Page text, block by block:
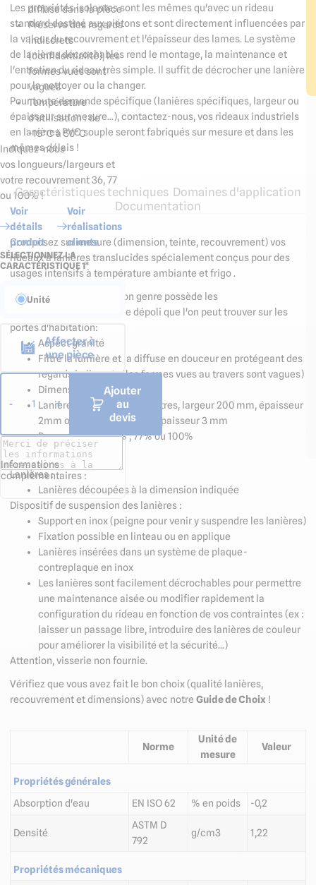
diffuse dans la pièce
Préserve des regards
indiscrets
(confidentialité), les
formes vues sont
vagues
Température
d'utilisation : de
-15°C à 50°C
Indiquez-nous
vos longueurs/largeurs et
votre recouvrement 36, 77
ou 100% !
Voir
détails
produit
Voir
réalisations
clients
SÉLECTIONNEZ LA
CARACTÉRISTIQUE 1*
Unité
Affecter à
une pièce
- 1 +
Ajouter
au
devis
Informations
complémentaires :
Les propriétés isolantes sont les mêmes qu'avec un rideau
standard destiné aux piétons et sont directement influencées par
la valeur du recouvrement et l'épaisseur des lames. Le système
de lanières décrochables rend le montage, la maintenance et
l'entretien du rideau très simple. Il suffit de décrocher une lanière
pour la nettoyer ou la changer.
Pour toute demande spécifique (lanières spécifiques, largeur ou
épaisseur sur mesure...), contactez-nous, vos rideaux industriels
en lanières PVC souple seront fabriqués sur mesure et dans les
mêmes délais !
Caractéristiques techniques Domaines d'application
Documentation
Composez sur mesure (dimension, teinte, recouvrement) vos
rideaux à lanières translucides spécialement conçus pour des
usages intensifs à température ambiante et frigo .
Cette lanière unique en son genre possède les
caractéristiques d'un verre dépoli que l'on peut trouver sur les
portes d'habitation:
Aspect granité
Filtre la lumière et la diffuse en douceur en protégeant des
regards indiscrets (les formes vues au travers sont vagues)
Dimensions sur mesure
Lanières décrochables neutres, largeur 200 mm, épaisseur
2mm ou largeur 300 mm, épaisseur 3 mm
Recouvrement 36% , 77% ou 100%
Composition
Lanières :
Lanières découpées à la dimension indiquée
Dispositif de suspension des lanières :
Support en inox (peigne pour venir y suspendre les lanières)
Fixation possible en linteau ou en applique
Lanières insérées dans un système de plaque-
contreplaque en inox
Les lanières sont facilement décrochables pour permettre
une maintenance aisée ou modifier rapidement la
configuration du rideau en fonction de vos contraintes (ex :
laisser un passage libre, introduire des lanières de couleur
pour améliorer la visibilité et la sécurité...)
Attention, visserie non fournie.
Vérifiez que vous avez fait le bon choix (qualité lanières,
recouvrement et dimensions) avec notre Guide de Choix !
Norme
Unité de
mesure
Valeur
Propriétés générales
Absorption d'eau
EN ISO 62 % en poids -0,2
Densité
ASTM D
792
g/cm3 1,22
Propriétés mécaniques